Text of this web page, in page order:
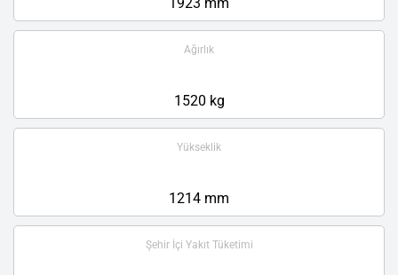
Ağırlık
1520 kg
Yükseklik
1214 mm
Şehir İçi Yakıt Tüketimi